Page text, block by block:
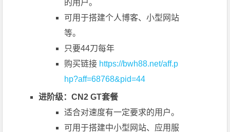
的用户。
可用于搭建个人博客、小型网站
等。
只要44刀每年
购买链接 https://bwh88.net/aff.p
hp?aff=68768&pid=44
进阶级：CN2 GT套餐
适合对速度有一定要求的用户。
可用于搭建中小型网站、应用服